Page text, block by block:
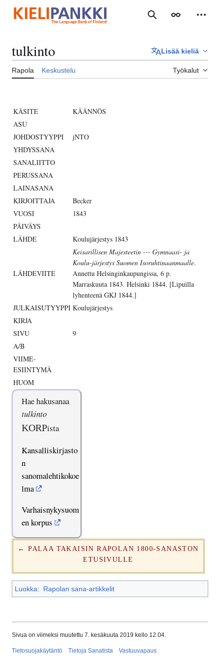
sisältöön
Haku Ulkoasu
tulkinto Lisää kieliä
Rapola Keskustelu Työkalut
KÄSITE
KÄÄNNÖS
ASU
JOHDOSTYYPPI
jNTO
YHDYSSANA
SANALIITTO
PERUSSANA
LAINASANA
KIRJOITTAJA
Becker
VUOSI
1843
PÄIVÄYS
LÄHDE
Koulujärjestys 1843
LÄHDEVIITE
Keisarillisen Majesteetin --- Gymnaasi- ja
Koulu-järjestys Suomen Isoruhtinaanmaalle.
Annettu Helsinginkaupungissa, 6 p.
Marraskuuta 1843. Helsinki 1844. [Lipuilla
lyhenteenä GKJ 1844.]
JULKAISUTYYPPI Koulujärjestys
KIRJA
SIVU
9
A/B
VIIME-
ESIINTYMÄ
HUOM
Hae hakusanaa
tulkinto
KORPista
Kansalliskirjasto
n
sanomalehtikokoe
lma
Varhaisnykysuom
en korpus
← PALAA TAKAISIN RAPOLAN 1800-SANASTON
ETUSIVULLE
Luokka: Rapolan sana-artikkelit
Sivua on viimeksi muutettu 7. kesäkuuta 2019 kello 12.04.
Tietosuojakäytäntö Tietoja Sanatista Vastuuvapaus